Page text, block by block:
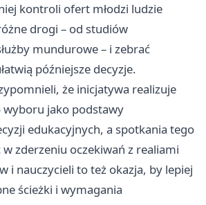
kontroli ofert młodzi ludzie
drogi – od studiów
mundurowe – i zebrać
późniejsze decyzje.
że inicjatywa realizuje
wyboru jako podstawy
edukacyjnych, a spotkania tego
zderzeniu oczekiwań z realiami
i nauczycieli to też okazja, by lepiej
ścieżki i wymagania